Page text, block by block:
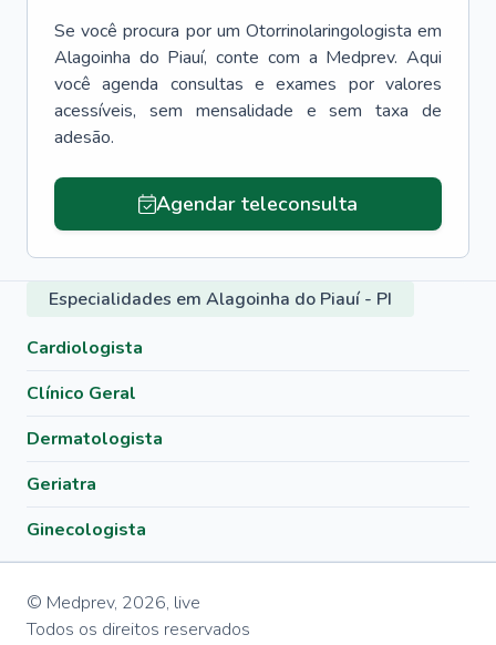
Se você procura por um Otorrinolaringologista em
Alagoinha do Piauí, conte com a Medprev. Aqui
você agenda consultas e exames por valores
acessíveis, sem mensalidade e sem taxa de
adesão.
Agendar teleconsulta
Especialidades em Alagoinha do Piauí - PI
Cardiologista
Clínico Geral
Dermatologista
Geriatra
Ginecologista
© Medprev, 2026, live
Todos os direitos reservados